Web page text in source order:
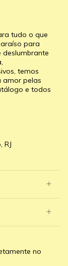
tudo o que
para
temos
amor pelas
e todos
RJ
no